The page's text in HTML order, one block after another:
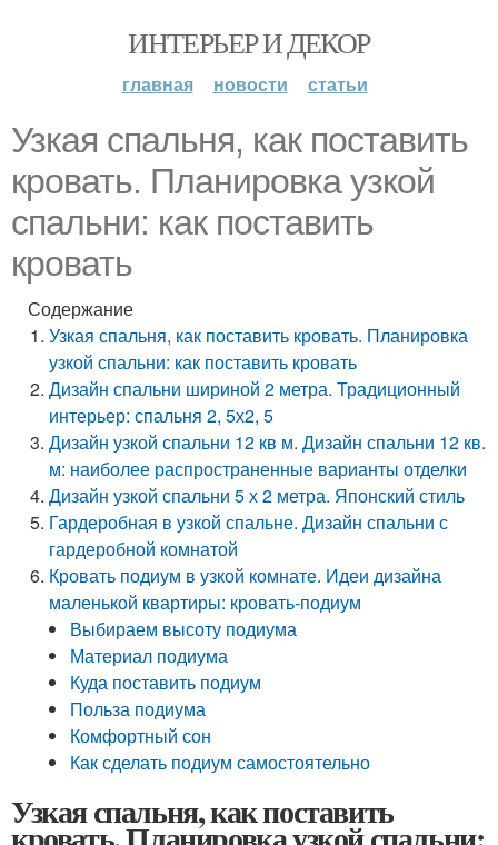
ИНТЕРЬЕР И ДЕКОР
главная новости статьи
Узкая спальня, как поставить
кровать. Планировка узкой
спальни: как поставить
кровать
Содержание
Узкая спальня, как поставить кровать. Планировка
узкой спальни: как поставить кровать
Дизайн спальни шириной 2 метра. Традиционный
интерьер: спальня 2, 5х2, 5
Дизайн узкой спальни 12 кв м. Дизайн спальни 12 кв.
м: наиболее распространенные варианты отделки
Дизайн узкой спальни 5 х 2 метра. Японский стиль
Гардеробная в узкой спальне. Дизайн спальни с
гардеробной комнатой
Кровать подиум в узкой комнате. Идеи дизайна
маленькой квартиры: кровать-подиум
Выбираем высоту подиума
Материал подиума
Куда поставить подиум
Польза подиума
Комфортный сон
Как сделать подиум самостоятельно
Узкая спальня, как поставить